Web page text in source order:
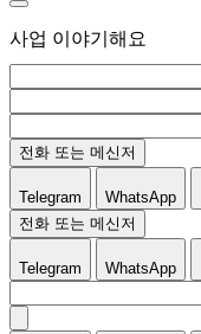
사업 이야기해요
전화 또는 메신저
Telegram WhatsApp
전화 또는 메신저
Telegram WhatsApp